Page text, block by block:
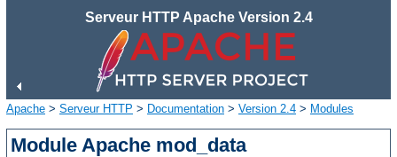
Serveur HTTP Apache Version 2.4
Apache > Serveur HTTP > Documentation > Version 2.4 > Modules
Module Apache mod_data